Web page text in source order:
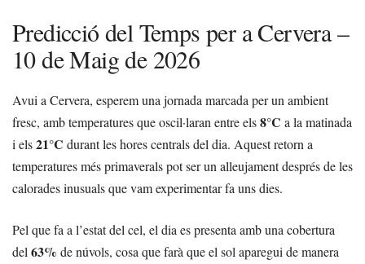
Predicció del Temps per a Cervera –
10 de Maig de 2026
Avui a Cervera, esperem una jornada marcada per un ambient
fresc, amb temperatures que oscil·laran entre els8°C a la matinada
i els21°C durant les hores centrals del dia. Aquest retorn a
temperatures més primaverals pot ser un alleujament després de les
calorades inusuals que vam experimentar fa uns dies.
Pel que fa a l’estat del cel, el dia es presenta amb una cobertura
del63% de núvols, cosa que farà que el sol aparegui de manera